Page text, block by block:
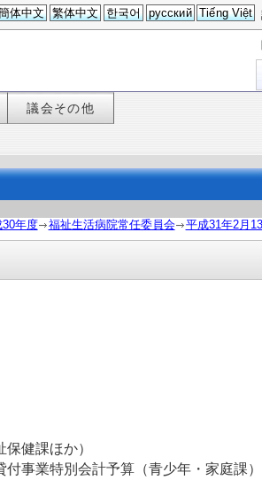
体中文 繁体中文 한국어 русский Tiếng Việt
議会その他
30年度 福祉生活病院常任委員会 平成31年2月
健課ほか）
事業特別会計予算（青少年・家庭課）